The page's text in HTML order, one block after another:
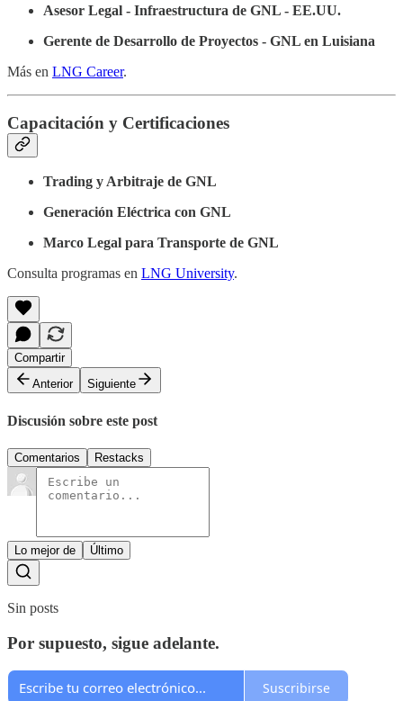
Asesor Legal - Infraestructura de GNL - EE.UU.
Gerente de Desarrollo de Proyectos - GNL en Luisiana
Más en LNG Career.
Capacitación y Certificaciones
Trading y Arbitraje de GNL
Generación Eléctrica con GNL
Marco Legal para Transporte de GNL
Consulta programas en LNG University.
Compartir
Anterior
Siguiente
Discusión sobre este post
Comentarios Restacks
Lo mejor de Último
Sin posts
Por supuesto, sigue adelante.
Suscribirse